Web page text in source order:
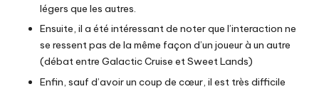
légers que les autres.
Ensuite, il a été intéressant de noter que l’interaction ne
se ressent pas de la même façon d’un joueur à un autre
(débat entre Galactic Cruise et Sweet Lands)
Enfin, sauf d’avoir un coup de cœur, il est très difficile